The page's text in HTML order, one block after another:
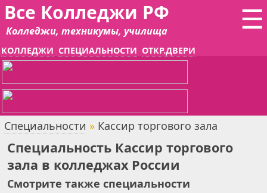
☰
Все Колледжи РФ
Колледжи, техникумы, училища
КОЛЛЕДЖИ СПЕЦИАЛЬНОСТИ ОТКР.ДВЕРИ
Специальности » Кассир торгового зала
Специальность Кассир торгового
зала в колледжах России
Смотрите также специальности